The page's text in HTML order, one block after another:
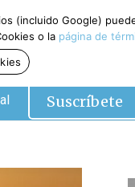
Suscríbete
(incluido Google)
o la página de